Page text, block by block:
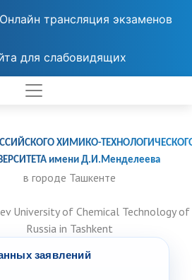
Онлайн трансляция экзаменов
для слабовидящих
ХИМИКО-
имени Д.И.Менделеева
в городе Ташкенте
University of Chemical Technology of
Russia in Tashkent
заявлений